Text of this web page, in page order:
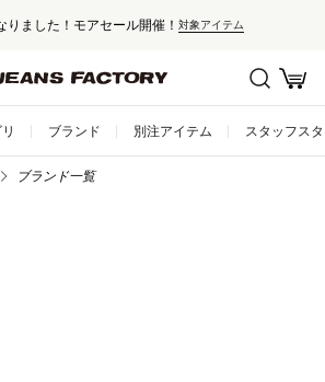
りました！モアセール開催！ 対象アイテム
ブランド 別注アイテム スタッフス
ブランド一覧